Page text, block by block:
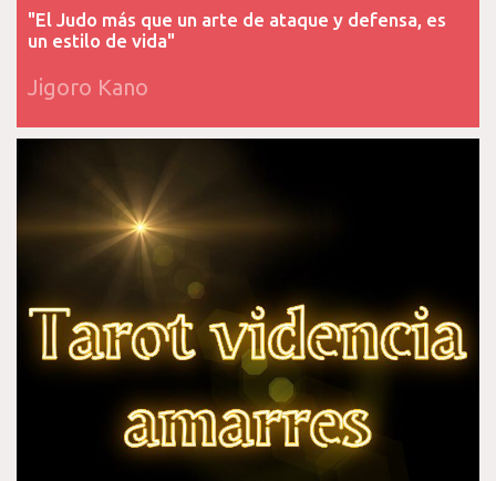
"El Judo más que un arte de ataque y defensa, es
un estilo de vida"
Jigoro Kano